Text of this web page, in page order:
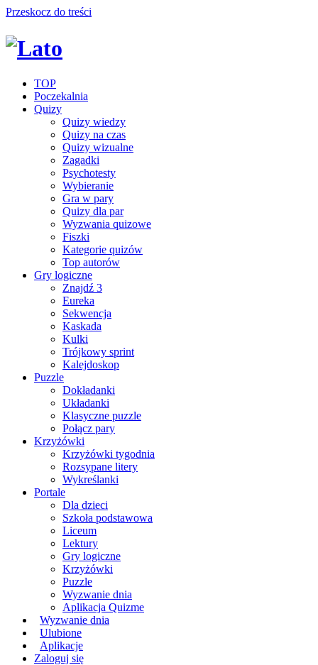
Przeskocz do treści
TOP
Poczekalnia
Quizy
Quizy wiedzy
Quizy na czas
Quizy wizualne
Zagadki
Psychotesty
Wybieranie
Gra w pary
Quizy dla par
Wyzwania quizowe
Fiszki
Kategorie quizów
Top autorów
Gry logiczne
Znajdź 3
Eureka
Sekwencja
Kaskada
Kulki
Trójkowy sprint
Kalejdoskop
Puzzle
Dokładanki
Układanki
Klasyczne puzzle
Połącz pary
Krzyżówki
Krzyżówki tygodnia
Rozsypane litery
Wykreślanki
Portale
Dla dzieci
Szkoła podstawowa
Liceum
Lektury
Gry logiczne
Krzyżówki
Puzzle
Wyzwanie dnia
Aplikacja Quizme
Wyzwanie dnia
Ulubione
Aplikacje
Zaloguj się